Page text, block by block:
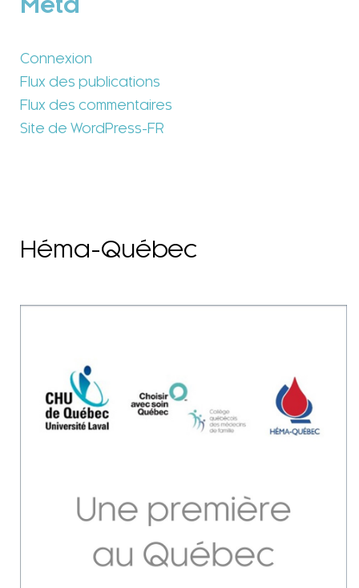
Méta
Connexion
Flux des publications
Flux des commentaires
Site de WordPress-FR
Héma-Québec